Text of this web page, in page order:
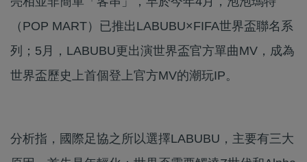
（POP MART）已推出LABUBU×FIFA世界盃聯名系
列；5月，LABUBU更出演世界盃官方單曲MV，成為
世界盃歷史上首個登上官方MV的潮玩IP。
分析指，國際足協之所以選擇LABUBU，主要有三大